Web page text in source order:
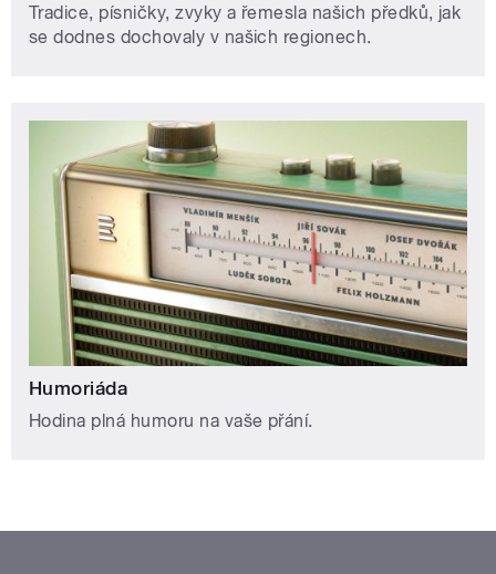
Tradice, písničky, zvyky a řemesla našich předků, jak
se dodnes dochovaly v našich regionech.
Humoriáda
Hodina plná humoru na vaše přání.